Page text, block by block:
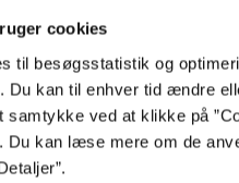
cookies
til besøgsstatistik og
Du kan til enhver tid ændre
ved at klikke på
Du kan læse mere om de
af
ipsum dolor sit amet ...
ofte om